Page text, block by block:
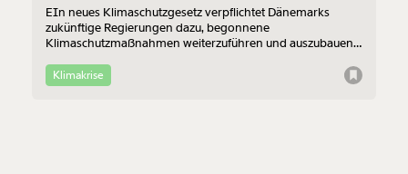
EIn neues Klimaschutzgesetz verpflichtet Dänemarks
zukünftige Regierungen dazu, begonnene
Klimaschutzmaßnahmen weiterzuführen und auszubauen.
Regierung stürzen.
Klimakrise